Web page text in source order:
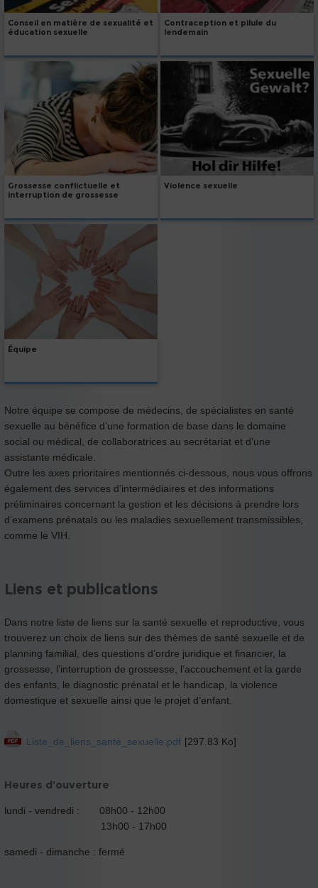
Conseil en matière de sexualité et
éducation sexuelle
Contraception et pilule du
lendemain
Grossesse conflictuelle et
interruption de grossesse
Violence sexuelle
Équipe
Notre équipe se compose de médecins, de spécialistes en santé
sexuelle au bénéfice d’une formation de base dans le domaine
social ou médical, de collaboratrices au secrétariat et d’une
assistante médicale.
Outre les axes prioritaires mentionnés ci-dessous, nous vous offrons
également des services d’intermédiaires et des informations
préliminaires concernant la gestion et les décisions à prendre lors
d’examens prénatals ou les maladies sexuellement transmissibles,
comme le VIH.
Liens et publications
Dans notre liste de liens sur la santé sexuelle et reproductive, vous
trouverez un choix de liens sur des thèmes de santé sexuelle et de
planning familial, des questions d’ordre juridique et financier, la
grossesse, l’interruption de grossesse, l’accouchement et la garde
des enfants, le diagnostic prénatal et le handicap, la violence
domestique et sexuelle ainsi que le projet d’enfant.
Liste_de_liens_santé_sexuelle.pdf [297.83 Ko]
Heures d’ouverture
lundi - vendredi : 08h00 - 12h00
13h00 - 17h00
samedi - dimanche : fermé